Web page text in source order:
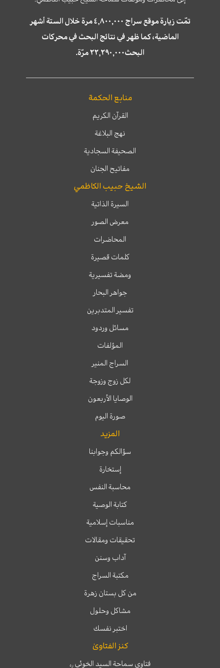
تمّت زيارة موقع سراج ٤,٨٠٠,٠٠٠ مرة خلال الستة أشهر
الماضية، كما ظهر في نتائج البحث في محركات
البحث٢٢,٢٩٠,٠٠٠ مرّة.
منابع الحكمة
القرآن الكريم
نهج البلاغة
الصحيفة السجادية
مفاتيح الجنان
الشيخ حبيب الكاظمي
السيرة الذاتية
معرض الصور
المحاضرات
كلمات قصيرة
ومضة تفسيرية
جواهر البحار
تفسير المتدبرين
مسائل وردود
المؤلفات
السراج المنير
لكل زوج وزوجة
الوصايا الأربعون
صورة اليوم
المزيد
سؤالكم وجوابنا
إستخارة
محاسبة النفس
كتابة الوصية
مناسبات إسلامية
تحقيقات ومقالات
آداب وسنن
مكتبة السراج
من كل بستان زهرة
مشاكل وحلول
اختبر نفسك
كنز الفتاوىٰ
فتاوى سماحة السيد الخوئيره